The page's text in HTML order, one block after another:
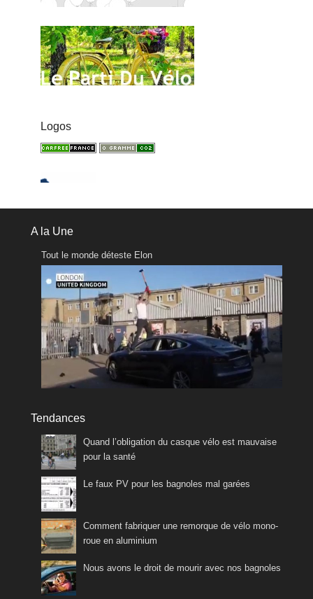
Logos
A la Une
Tout le monde déteste Elon
Tendances
Quand l’obligation du casque vélo est mauvaise
pour la santé
Le faux PV pour les bagnoles mal garées
Comment fabriquer une remorque de vélo mono-
roue en aluminium
Nous avons le droit de mourir avec nos bagnoles